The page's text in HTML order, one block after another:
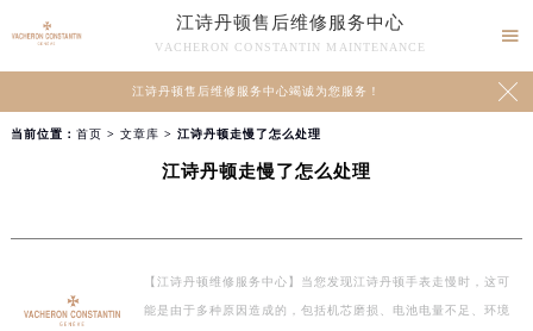
江诗丹顿售后维修服务中心
VACHERON CONSTANTIN MAINTENANCE

江诗丹顿售后维修服务中心竭诚为您服务！ 
当前位置： 首页 > 文章库 > 江诗丹顿走慢了怎么处理
江诗丹顿走慢了怎么处理
【江诗丹顿维修服务中心】当您发现江诗丹顿手表走慢时，这可
能是由于多种原因造成的，包括机芯磨损、电池电量不足、环境